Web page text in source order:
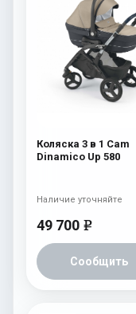
Коляска 3 в 1 Cam
Dinamico Up 580
49 700 e
Сообщить
Наличие уточняйте